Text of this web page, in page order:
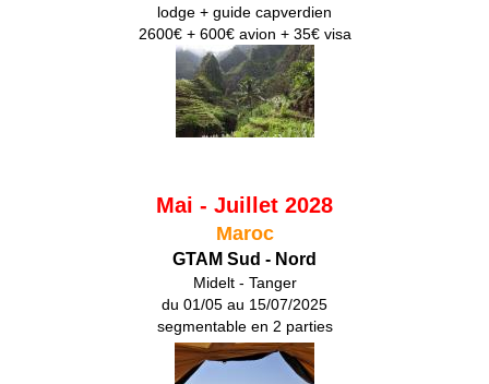
lodge + guide capverdien
2600€ + 600€ avion + 35€ visa
Mai - Juillet 2028
Maroc
GTAM Sud - Nord
Midelt - Tanger
du 01/05 au 15/07/2025
segmentable en 2 parties